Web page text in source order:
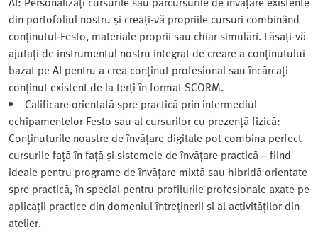
din portofoliul nostru și creați-vă propriile cursuri combinând
conținutul‑Festo, materiale proprii sau chiar simulări. Lăsați-vă
ajutați de instrumentul nostru integrat de creare a conținutului
bazat pe AI pentru a crea conținut profesional sau încărcați
conținut existent de la terți în format SCORM.
Calificare orientată spre practică prin intermediul
echipamentelor Festo sau al cursurilor cu prezență fizică:
Conținuturile noastre de învățare digitale pot combina perfect
cursurile față în față și sistemele de învățare practică – fiind
ideale pentru programe de învățare mixtă sau hibridă orientate
spre practică, în special pentru profilurile profesionale axate pe
aplicații practice din domeniul întreținerii și al activităților din
atelier.